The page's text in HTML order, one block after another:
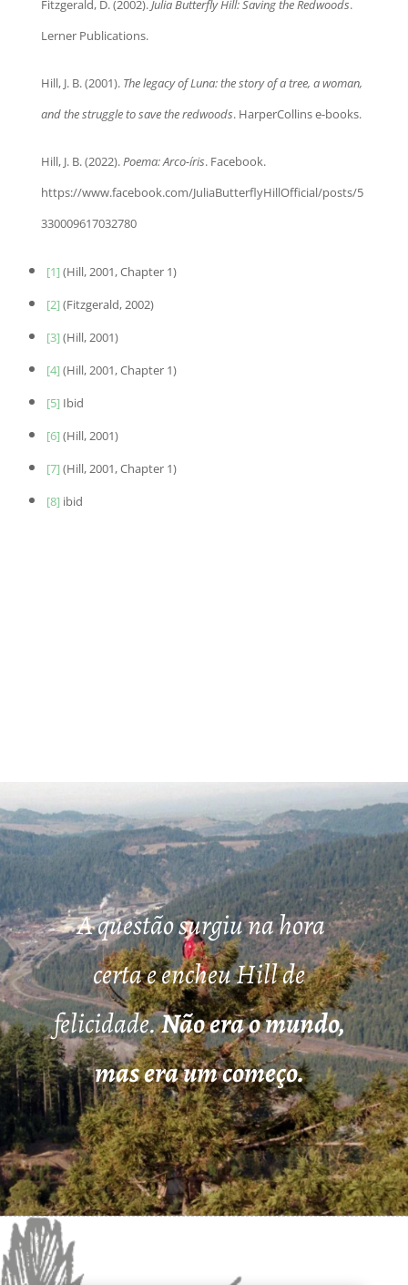
Fitzgerald, D. (2002).Julia Butterfly Hill: Saving the Redwoods.
Lerner Publications.
Hill, J. B. (2001). The legacy of Luna: the story of a tree, a woman,
and the struggle to save the redwoods. HarperCollins e-books.
Hill, J. B. (2022).Poema: Arco-íris. Facebook.
https://www.facebook.com/JuliaButterflyHillOfficial/posts/5
330009617032780
[1](Hill, 2001, Chapter 1)
[2](Fitzgerald, 2002)
[3](Hill, 2001)
[4](Hill, 2001, Chapter 1)
[5]Ibid
[6](Hill, 2001)
[7](Hill, 2001, Chapter 1)
[8]ibid
A questão surgiu na hora
certa e encheu Hill de
felicidade.Não era o mundo,
mas era um começo.